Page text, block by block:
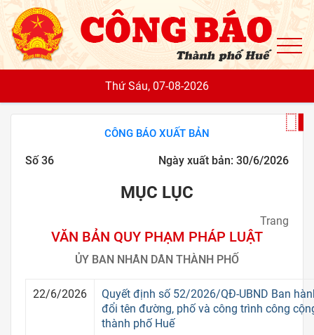
Thứ Sáu, 07-08-2026
CÔNG BÁO XUẤT BẢN
Số 36 Ngày xuất bản: 30/6/2026
MỤC LỤC
Trang
VĂN BẢN QUY PHẠM PHÁP LUẬT
ỦY BAN NHÂN DÂN THÀNH PHỐ
22/6/2026
Quyết định số 52/2026/QĐ-UBND Ban
đổi tên đường, phố và công trình công
thành phố Huế